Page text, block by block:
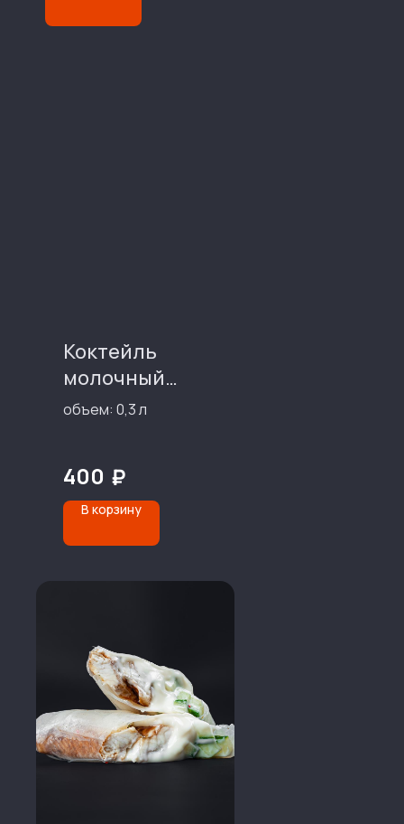
Коктейль
молочный
Банан
объем: 0,3 л
400 ₽
В корзину